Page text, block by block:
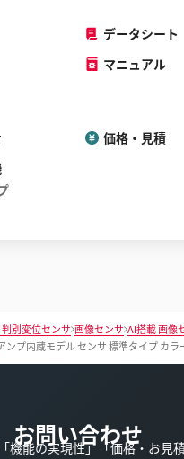
データシート
マニュアル
価格・見積
別変位センサ 画像センサ AI搭載 画像
ンプ内蔵モデル センサ 標準タイプ カラ
お問い合わせ
機能の実現性」「価格・お見